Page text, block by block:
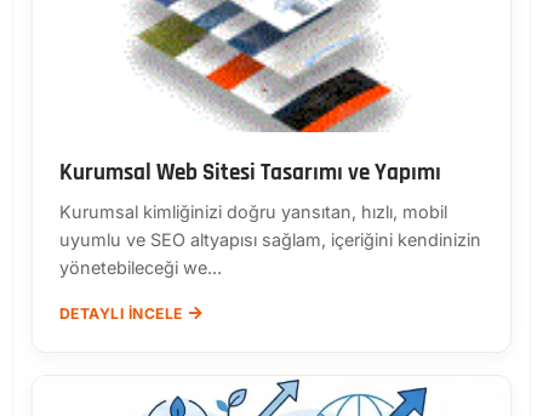
Kurumsal Web Sitesi Tasarımı ve Yapımı
Kurumsal kimliğinizi doğru yansıtan, hızlı, mobil
uyumlu ve SEO altyapısı sağlam, içeriğini kendinizin
yönetebileceği we...
DETAYLI İNCELE